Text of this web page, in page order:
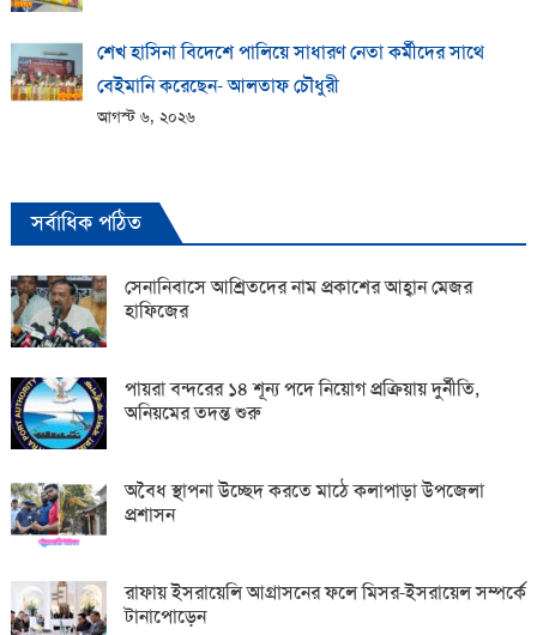
শেখ হাসিনা বিদেশে পালিয়ে সাধারণ নেতা কর্মীদের সাথে
বেইমানি করেছেন- আলতাফ চৌধুরী
আগস্ট ৬, ২০২৬
সর্বাধিক পঠিত
সেনানিবাসে আশ্রিতদের নাম প্রকাশের আহ্বান মেজর
হাফিজের
পায়রা বন্দরের ১৪ শূন্য পদে নিয়োগ প্রক্রিয়ায় দুর্নীতি,
অনিয়মের তদন্ত শুরু
অবৈধ স্থাপনা উচ্ছেদ করতে মাঠে কলাপাড়া উপজেলা
প্রশাসন
রাফায় ইসরায়েলি আগ্রাসনের ফলে মিসর-ইসরায়েল সম্পর্কে
টানাপোড়েন